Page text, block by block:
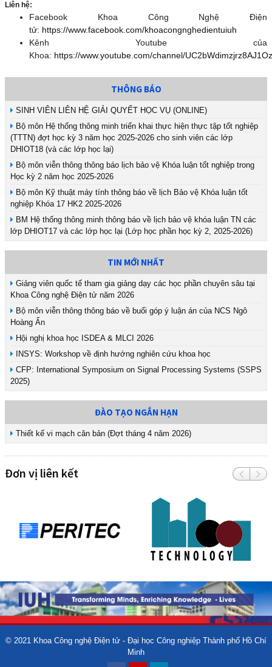
Liên hệ:
Facebook Khoa Công Nghệ Điện
tử: https://www.facebook.com/khoacongnghedientuiuh
Kênh Youtube của
Khoa: https://www.youtube.com/channel/
THÔNG BÁO
SINH VIÊN LIÊN HỆ GIẢI QUYẾT HỌC VỤ (ONLINE)
Bộ môn Hệ thống thông minh triển khai thực hiện thực tập tốt nghiệp
(TTTN) đợt học kỳ 3 năm học 2025-2026 cho sinh viên các lớp
DHIOT18 (và các lớp học lại)
Bộ môn viễn thông thông báo lịch bảo vệ Khóa luận tốt nghiệp trong
Học kỳ 2 năm học 2025-2026
Bộ môn Kỹ thuật máy tính thông báo về lịch Bảo vệ Khóa luận tốt
nghiệp Khóa 17 HK2 2025-2026
BM Hệ thống thông minh thông báo về lịch bảo vệ khóa luận TN các
lớp DHIOT17 và các lớp học lại (Lớp học phần học kỳ 2, 2025-2026)
TIN MỚI NHẤT
Giảng viên quốc tế tham gia giảng dạy các học phần chuyên sâu tại
Khoa Công nghệ Điện tử năm 2026
Bộ môn viễn thông thông báo về buổi góp ý luận án của NCS Ngô
Hoàng Ấn
Hội nghị khoa học ISDEA & MLCI 2026
INSYS: Workshop về định hướng nghiên cứu khoa học
CFP: International Symposium on Signal Processing Systems (SSPS
2025)
ĐÀO TẠO NGẮN HẠN
Thiết kế vi mạch căn bản (Đợt tháng 4 năm 2026)
Đơn vị liên kết
© 2021 Khoa Công nghệ Điện tử - Đại học Công nghiệp Thành phố Hồ Chí
Minh